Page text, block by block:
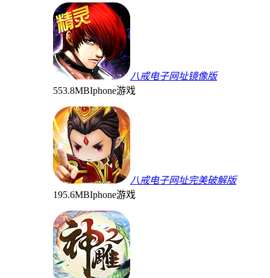
八戒电子网址镜像版
553.8MBIphone游戏
八戒电子网址完美破解版
195.6MBIphone游戏